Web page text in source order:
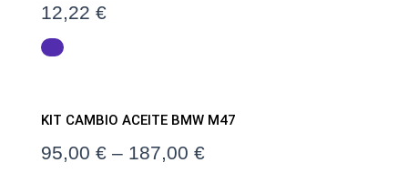
12,22 €
KIT CAMBIO ACEITE BMW M47
95,00 € – 187,00 €